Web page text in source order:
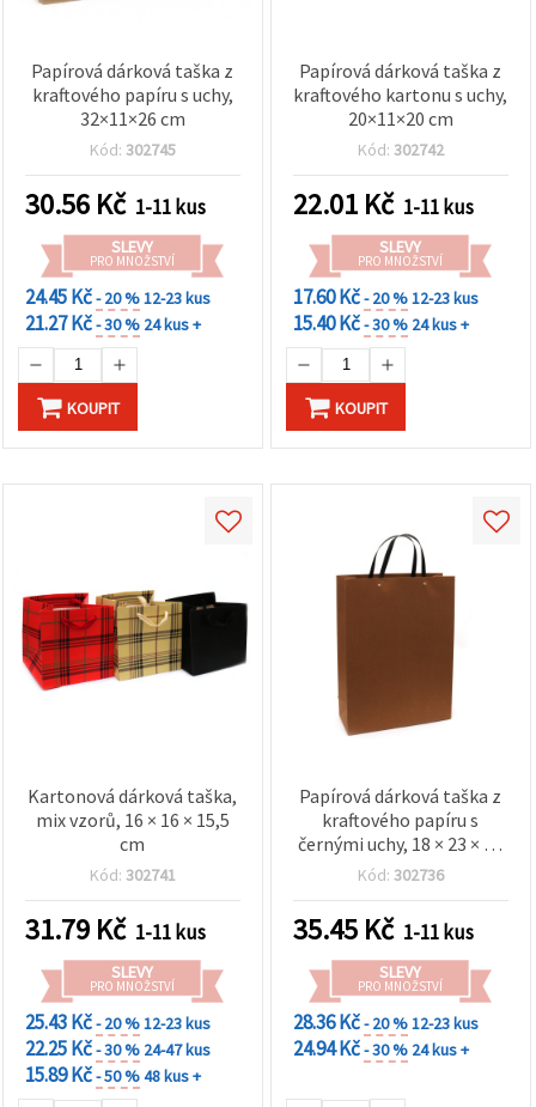
Papírová dárková taška z
kraftového papíru s uchy,
32×11×26 cm
Kód: 302745
30.56 Kč 1-11 kus
SLEVY
PRO MNOŽSTVÍ
24.45 Kč- 20 %12-23 kus
21.27 Kč- 30 % 24 kus +
KOUPIT
Papírová dárková taška z
kraftového kartonu s uchy,
20×11×20 cm
Kód: 302742
22.01 Kč 1-11 kus
SLEVY
PRO MNOŽSTVÍ
17.60 Kč- 20 %12-23 kus
15.40 Kč- 30 % 24 kus +
KOUPIT
Kartonová dárková taška,
mix vzorů, 16 × 16 × 15,5
cm
Kód: 302741
31.79 Kč 1-11 kus
SLEVY
PRO MNOŽSTVÍ
25.43 Kč- 20 %12-23 kus
22.25 Kč- 30 % 24-47 kus
15.89 Kč- 50 %48 kus +
Papírová dárková taška z
kraftového papíru s
černými uchy, 18 × 23 × 10
cm
Kód: 302736
35.45 Kč 1-11 kus
SLEVY
PRO MNOŽSTVÍ
28.36 Kč- 20 %12-23 kus
24.94 Kč- 30 % 24 kus +